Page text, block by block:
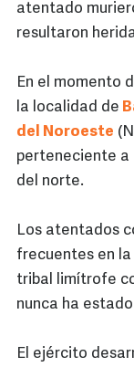
atentado
resultaron
En el momento
la localidad de
del Noroeste
perteneciente a
del norte.
Los atentados
frecuentes en la
tribal limítrofe
nunca ha
El ejército